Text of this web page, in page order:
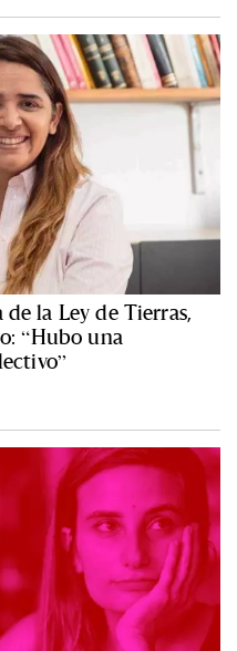
la Ley de Tierras,
“Hubo una